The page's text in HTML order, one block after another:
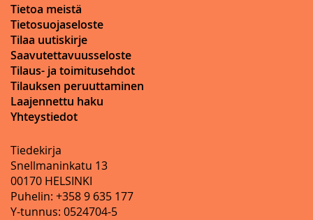
Tietoa meistä
Tietosuojaseloste
Tilaa uutiskirje
Saavutettavuusseloste
Tilaus- ja toimitusehdot
Tilauksen peruuttaminen
Laajennettu haku
Yhteystiedot
Tiedekirja
Snellmaninkatu 13
00170 HELSINKI
Puhelin: +358 9 635 177
Y-tunnus: 0524704-5